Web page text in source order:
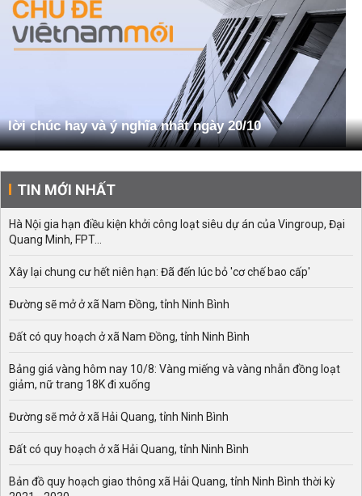
lời chúc hay và ý nghĩa nhất ngày 20/10
TIN MỚI NHẤT
Hà Nội gia hạn điều kiện khởi công loạt siêu dự án của Vingroup, Đại
Quang Minh, FPT...
Xây lại chung cư hết niên hạn: Đã đến lúc bỏ 'cơ chế bao cấp'
Đường sẽ mở ở xã Nam Đồng, tỉnh Ninh Bình
Đất có quy hoạch ở xã Nam Đồng, tỉnh Ninh Bình
Bảng giá vàng hôm nay 10/8: Vàng miếng và vàng nhẫn đồng loạt
giảm, nữ trang 18K đi xuống
Đường sẽ mở ở xã Hải Quang, tỉnh Ninh Bình
Đất có quy hoạch ở xã Hải Quang, tỉnh Ninh Bình
Bản đồ quy hoạch giao thông xã Hải Quang, tỉnh Ninh Bình thời kỳ